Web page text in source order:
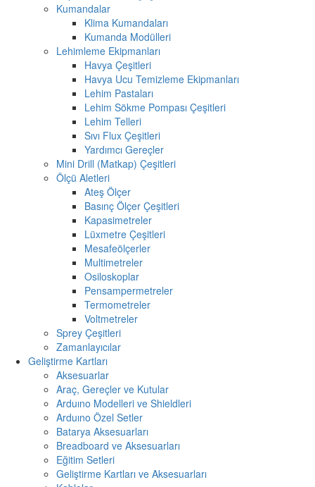
Kumandalar
Klima Kumandaları
Kumanda Modülleri
Lehimleme Ekipmanları
Havya Çeşitleri
Havya Ucu Temizleme Ekipmanları
Lehim Pastaları
Lehim Sökme Pompası Çeşitleri
Lehim Telleri
Sıvı Flux Çeşitleri
Yardımcı Gereçler
Mini Drill (Matkap) Çeşitleri
Ölçü Aletleri
Ateş Ölçer
Basınç Ölçer Çeşitleri
Kapasimetreler
Lüxmetre Çeşitleri
Mesafeölçerler
Multimetreler
Osiloskoplar
Pensampermetreler
Termometreler
Voltmetreler
Sprey Çeşitleri
Zamanlayıcılar
Geliştirme Kartları
Aksesuarlar
Araç, Gereçler ve Kutular
Arduıno Modelleri ve Shieldleri
Arduıno Özel Setler
Batarya Aksesuarları
Breadboard ve Aksesuarları
Eğitim Setleri
Geliştirme Kartları ve Aksesuarları